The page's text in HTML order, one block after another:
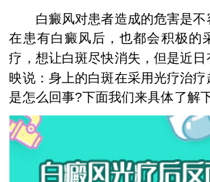
白癜风对患者造成的危害是不
在患有白癜风后，也都会积极的
疗，想让白斑尽快消失，但是近日
映说：身上的白斑在采用光疗治
是怎么回事?下面我们来具体了解下